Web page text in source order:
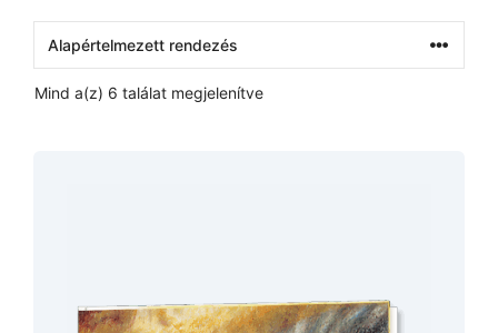
Mind a(z) 6 találat megjelenítve